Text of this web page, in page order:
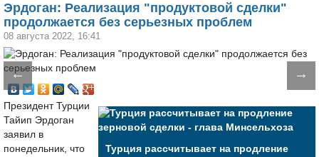
Эрдоган: Реализация "продуктовой сделки"
продолжается без серьезных проблем
08 августа 2022, 16:41
← →
Турция рассчитывает на продление
Президент Турции
Тайип Эрдоган
заявил в
понедельник, что